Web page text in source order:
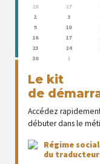
26 27
2
3
9
10
16
17
23
24
30
1
Le kit
de
Accédez
débuter dans le
Régime
du traducteur